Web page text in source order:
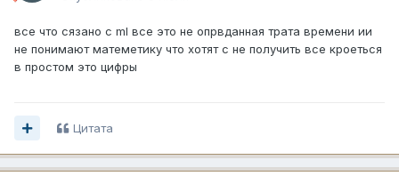
все что сязано с ml все это не опрвданная трата времени ии
не понимают матеметику что хотят с не получить все кроеться
в простом это цифры
Цитата